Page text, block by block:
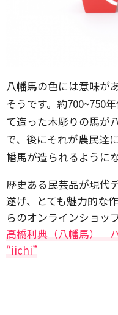
八幡馬の色には意味が
そうです。約700~750
て造った木彫りの馬が
で、後にそれが農民達
幡馬が造られるように
歴史ある民芸品が現代
遂げ、とても魅力的な
らのオンラインショッ
高橋利典（八幡馬）｜
“iichi”